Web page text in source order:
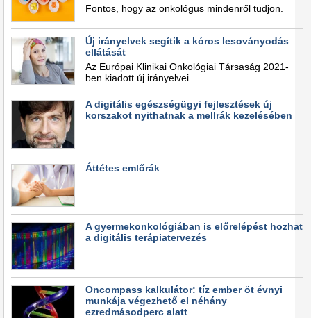
Fontos, hogy az onkológus mindenről tudjon.
Új irányelvek segítik a kóros lesoványodás
ellátását
Az Európai Klinikai Onkológiai Társaság 2021-
ben kiadott új irányelvei
A digitális egészségügyi fejlesztések új
korszakot nyithatnak a mellrák kezelésében
Áttétes emlőrák
A gyermekonkológiában is előrelépést hozhat
a digitális terápiatervezés
Oncompass kalkulátor: tíz ember öt évnyi
munkája végezhető el néhány
ezredmásodperc alatt